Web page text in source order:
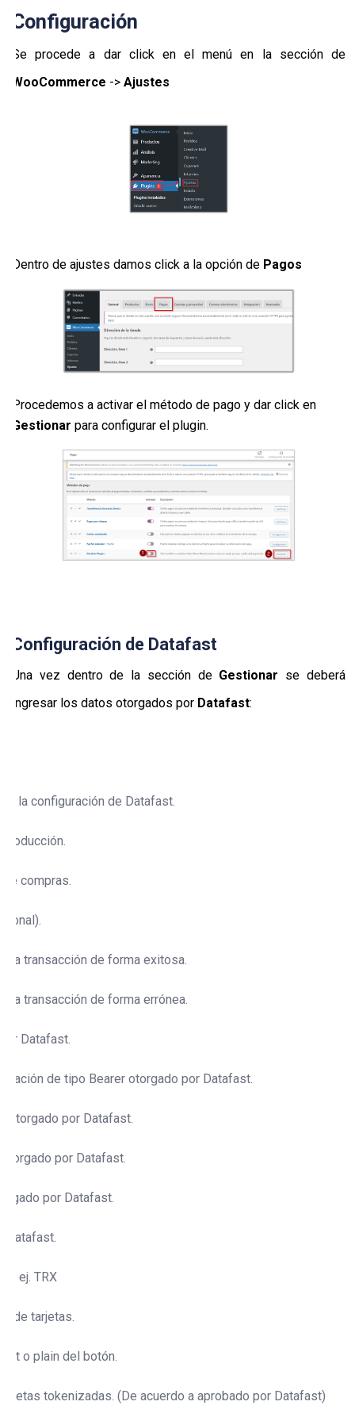
Configuración
Se procede a dar click en el menú en la sección de
WooCommerce -> Ajustes
Dentro de ajustes damos click a la opción de Pagos
Procedemos a activar el método de pago y dar click en
Gestionar para configurar el plugin.
Configuración de Datafast
Una vez dentro de la sección de Gestionar se deberá
ingresar los datos otorgados por Datafast:
la configuración de Datafast.
compras.
la transacción de forma exitosa.
la transacción de forma errónea.
Datafast.
de tipo Bearer otorgado por Datafast.
otorgado por Datafast.
por Datafast.
por Datafast.
Datafast.
ej. TRX
de tarjetas.
o plain del botón.
tokenizadas. (De acuerdo a aprobado por Datafast)